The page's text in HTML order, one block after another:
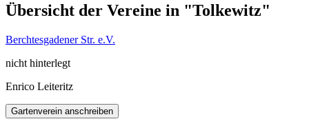
Übersicht der Vereine in "Tolkewitz"
Berchtesgadener Str. e.V.
nicht hinterlegt
Enrico Leiteritz